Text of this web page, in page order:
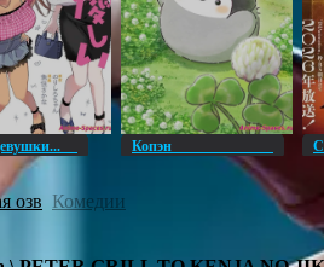
Копэн
озв Комедии